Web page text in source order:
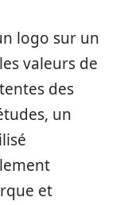
logo sur un
valeurs de
des
un
et